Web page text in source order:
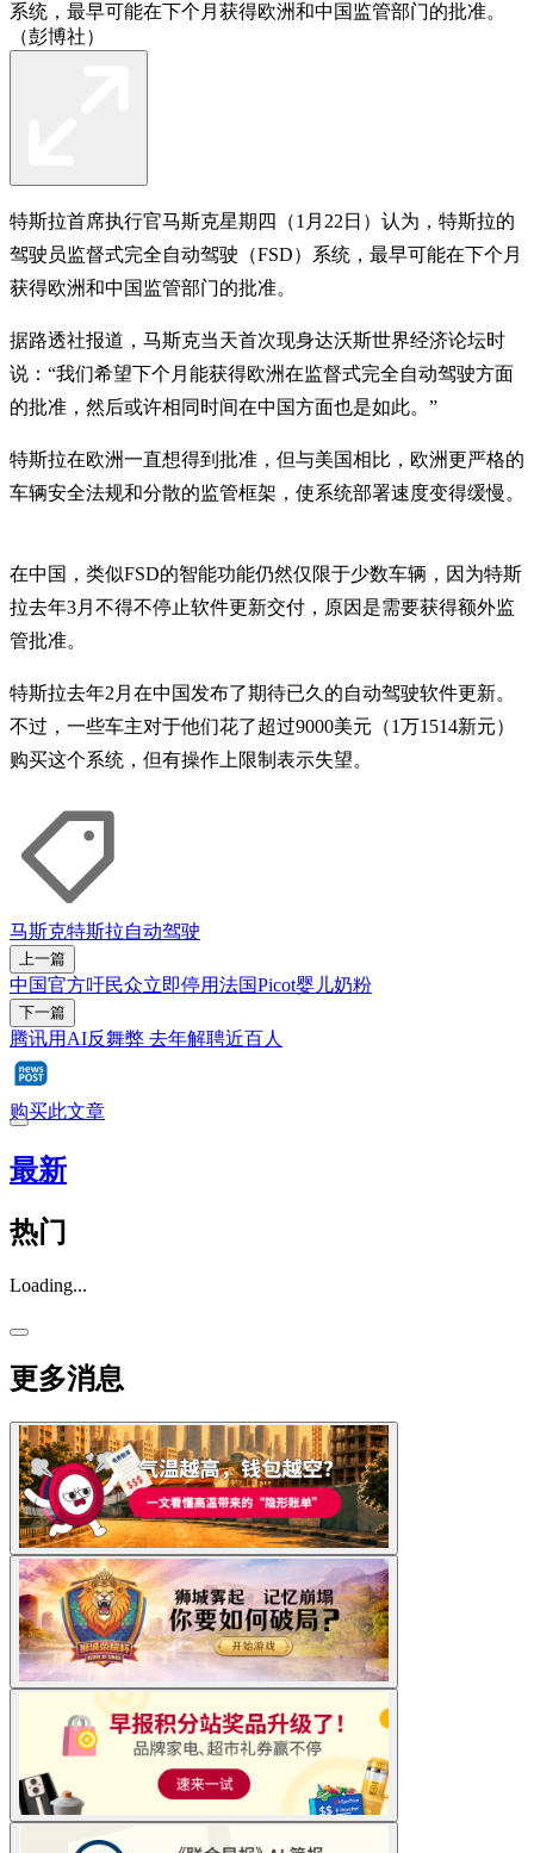
系统，最早可能在下个月获得欧洲和中国监管部门的批准。
（彭博社）
特斯拉首席执行官马斯克星期四（1月22日）认为，特斯拉的
驾驶员监督式完全自动驾驶（FSD）系统，最早可能在下个月
获得欧洲和中国监管部门的批准。
据路透社报道，马斯克当天首次现身达沃斯世界经济论坛时
说：“我们希望下个月能获得欧洲在监督式完全自动驾驶方面
的批准，然后或许相同时间在中国方面也是如此。”
特斯拉在欧洲一直想得到批准，但与美国相比，欧洲更严格的
车辆安全法规和分散的监管框架，使系统部署速度变得缓慢。
在中国，类似FSD的智能功能仍然仅限于少数车辆，因为特斯
拉去年3月不得不停止软件更新交付，原因是需要获得额外监
管批准。
特斯拉去年2月在中国发布了期待已久的自动驾驶软件更新。
不过，一些车主对于他们花了超过9000美元（1万1514新元）
购买这个系统，但有操作上限制表示失望。
马斯克特斯拉自动驾驶
上一篇
中国官方吁民众立即停用法国Picot婴儿奶粉
下一篇
腾讯用AI反舞弊 去年解聘近百人
购买此文章
最新
热门
Loading...
更多消息